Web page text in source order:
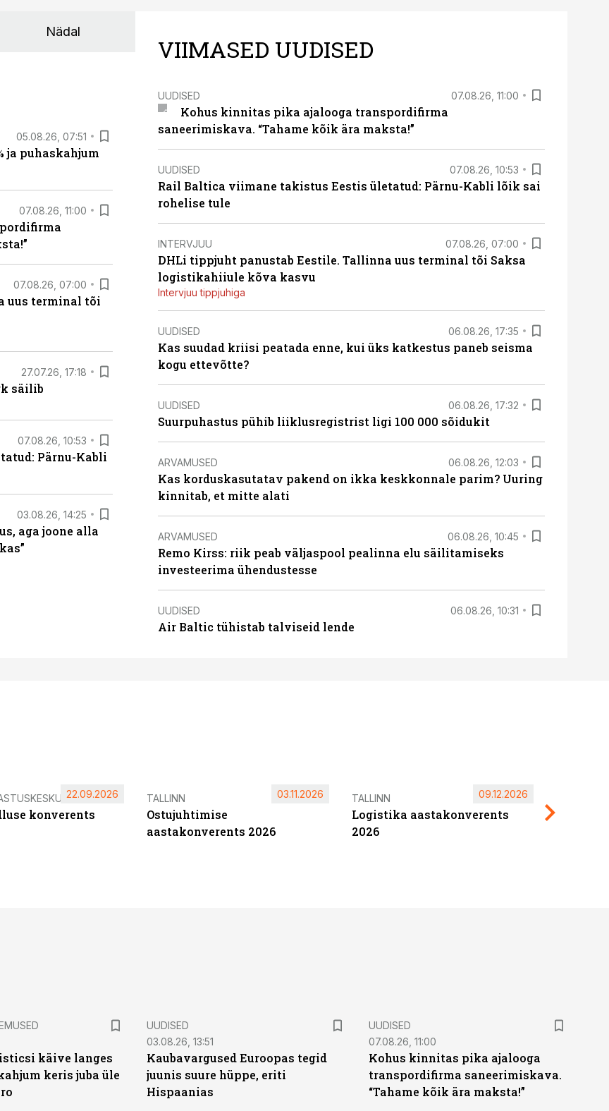
Nädal
05.08.26, 07:51
ja puhaskahjum
07.08.26, 11:00
07.08.26, 07:00
uus terminal tõi
27.07.26, 17:18
säilib
07.08.26, 10:53
Pärnu-Kabli
03.08.26, 14:25
aga joone alla
VIIMASED UUDISED
UUDISED 07.08.26, 11:00
Kohus kinnitas pika ajalooga transpordifirma
saneerimiskava. “Tahame kõik ära maksta!”
UUDISED 07.08.26, 10:53
Rail Baltica viimane takistus Eestis ületatud: Pärnu-Kabli lõik sai
rohelise tule
INTERVJUU 07.08.26, 07:00
DHLi tippjuht panustab Eestile. Tallinna uus terminal tõi Saksa
logistikahiiule kõva kasvu
Intervjuu tippjuhiga
UUDISED 06.08.26, 17:35
Kas suudad kriisi peatada enne, kui üks katkestus paneb seisma
kogu ettevõtte?
UUDISED 06.08.26, 17:32
Suurpuhastus pühib liiklusregistrist ligi 100 000 sõidukit
ARVAMUSED 06.08.26, 12:03
Kas korduskasutatav pakend on ikka keskkonnale parim? Uuring
kinnitab, et mitte alati
ARVAMUSED 06.08.26, 10:45
Remo Kirss: riik peab väljaspool pealinna elu säilitamiseks
investeerima ühendustesse
UUDISED 06.08.26, 10:31
Air Baltic tühistab talviseid lende
konverents
22.09.2026 TALLINN
Ostujuhtimise
aastakonverents 2026
03.11.2026 TALLINN
Logistika aastakonverents
2026
09.12.2026
käive langes
keris juba üle
UUDISED
03.08.26, 13:51
Kaubavargused Euroopas tegid
juunis suure hüppe, eriti
Hispaanias
UUDISED
07.08.26, 11:00
Kohus kinnitas pika ajalooga
transpordifirma saneerimiskava.
“Tahame kõik ära maksta!”